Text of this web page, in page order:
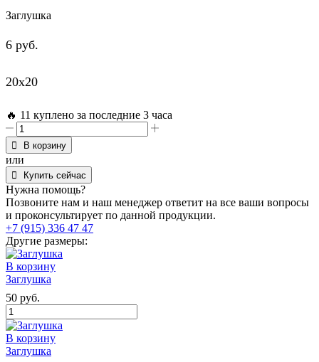
Заглушка
6 руб.
20х20
🔥 11 куплено за последние 3 часа
Количество
товара
Заглушка
В корзину
или
Купить сейчас
Нужна помощь?
Позвоните нам и наш менеджер ответит на все ваши вопросы
и проконсультирует по данной продукции.
+7 (915) 336 47 47
Другие размеры:
В корзину
Заглушка
50 руб.
Количество
товара
Заглушка
В корзину
Заглушка